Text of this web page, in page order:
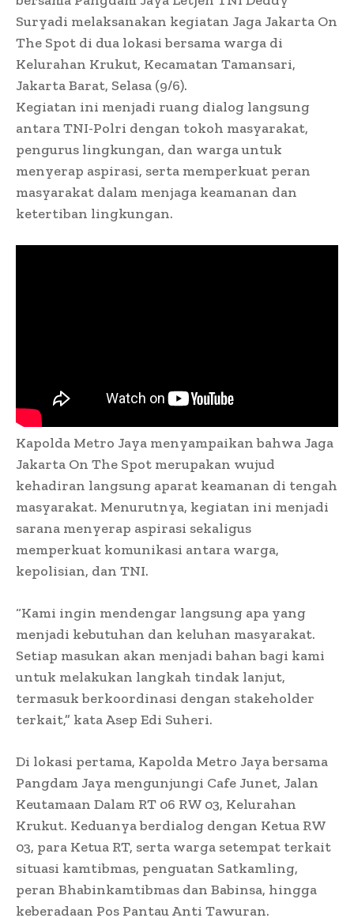
Suryadi melaksanakan kegiatan Jaga Jakarta On
The Spot di dua lokasi bersama warga di
Kelurahan Krukut, Kecamatan Tamansari,
Jakarta Barat, Selasa (9/6).
Kegiatan ini menjadi ruang dialog langsung
antara TNI-Polri dengan tokoh masyarakat,
pengurus lingkungan, dan warga untuk
menyerap aspirasi, serta memperkuat peran
masyarakat dalam menjaga keamanan dan
ketertiban lingkungan.
Kapolda Metro Jaya menyampaikan bahwa Jaga
Jakarta On The Spot merupakan wujud
kehadiran langsung aparat keamanan di tengah
masyarakat. Menurutnya, kegiatan ini menjadi
sarana menyerap aspirasi sekaligus
memperkuat komunikasi antara warga,
kepolisian, dan TNI.
“Kami ingin mendengar langsung apa yang
menjadi kebutuhan dan keluhan masyarakat.
Setiap masukan akan menjadi bahan bagi kami
untuk melakukan langkah tindak lanjut,
termasuk berkoordinasi dengan stakeholder
terkait,” kata Asep Edi Suheri.
Di lokasi pertama, Kapolda Metro Jaya bersama
Pangdam Jaya mengunjungi Cafe Junet, Jalan
Keutamaan Dalam RT 06 RW 03, Kelurahan
Krukut. Keduanya berdialog dengan Ketua RW
03, para Ketua RT, serta warga setempat terkait
situasi kamtibmas, penguatan Satkamling,
peran Bhabinkamtibmas dan Babinsa, hingga
keberadaan Pos Pantau Anti Tawuran.